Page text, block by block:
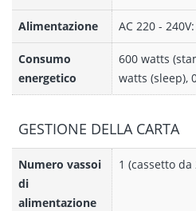
Alimentazione AC 220 -
Consumo
energetico
600 watts
watts (sleep),
GESTIONE DELLA CARTA
Numero vassoi
di
alimentazione
1 (cassetto